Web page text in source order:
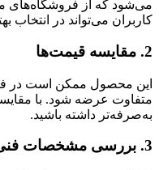
می‌شود که از فروشگاه‌های
کاربران می‌تواند در انتخاب
2. مقایسه قیمت‌ها
این محصول ممکن است در
متفاوت عرضه شود. با
به‌صرفه‌تر داشته باشید.
3. بررسی مشخصات فنی